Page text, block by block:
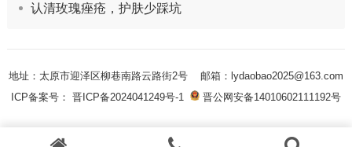
认清玫瑰痤疮，护肤少踩坑
地址：太原市迎泽区柳巷南路云路街2号 邮箱：lydaobao2025@163.com
ICP备案号： 晋ICP备2024041249号-1
晋公网安备14010602111192号